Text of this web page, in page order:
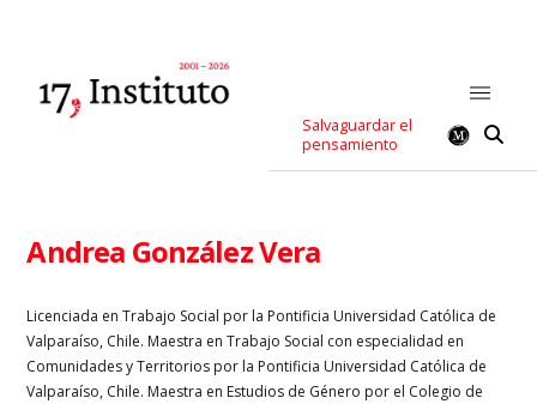
Salvaguardar el
pensamiento
Andrea González Vera
Licenciada en Trabajo Social por la Pontificia Universidad Católica de
Valparaíso, Chile. Maestra en Trabajo Social con especialidad en
Comunidades y Territorios por la Pontificia Universidad Católica de
Valparaíso, Chile. Maestra en Estudios de Género por el Colegio de